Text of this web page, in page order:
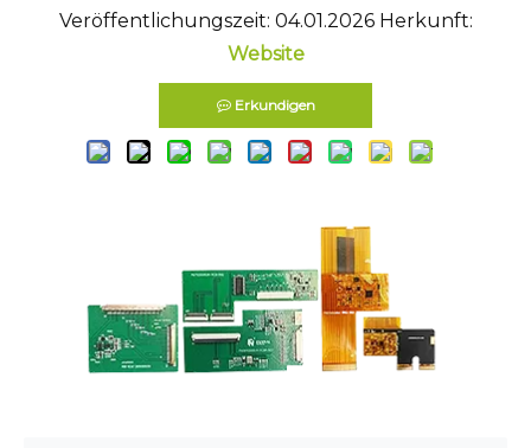
Veröffentlichungszeit: 04.01.2026 Herkunft:
Website
Erkundigen